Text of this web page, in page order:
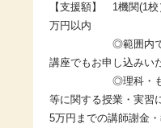
【支援額】 1機関(1校
万円以内
◎範囲内であ
講座でもお申し込みい
◎理科・もの
等に関する授業・実習
5万円までの講師謝金